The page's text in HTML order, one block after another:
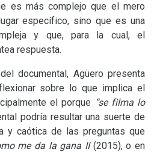
es más complejo que el mero
específico, sino que es una
y que, para la cual, el
respuesta.
documental, Agüero presenta
sobre lo que implica el
el porque “se filma lo
podría resultar una suerte de
y caótica de las preguntas que
me da la gana II(2015), o en